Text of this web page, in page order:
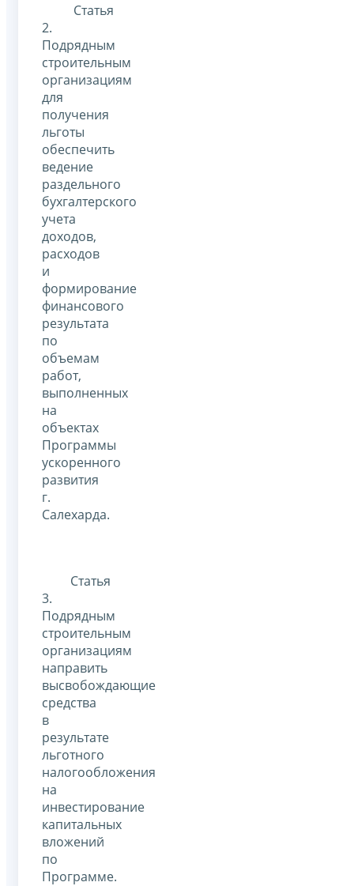
Статья
2.
Подрядным
строительным
организациям
для
получения
льготы
обеспечить
ведение
раздельного
бухгалтерского
учета
доходов,
расходов
и
формирование
финансового
результата
по
объемам
работ,
выполненных
на
объектах
Программы
ускоренного
развития
г.
Салехарда.
Статья
3.
Подрядным
строительным
организациям
направить
высвобождающие
средства
в
результате
льготного
налогообложения
на
инвестирование
капитальных
вложений
по
Программе.